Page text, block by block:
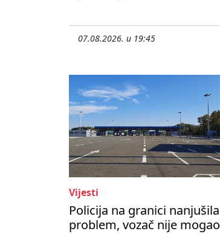
07.08.2026. u 19:45
Vijesti
Policija na granici nanjušila
problem, vozač nije mogao